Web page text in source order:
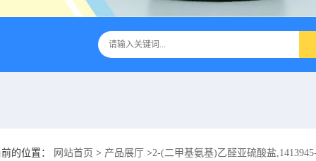
的位置： 网站首页 > 产品展厅 >2-(二甲基氨基)乙醛亚硫酸盐